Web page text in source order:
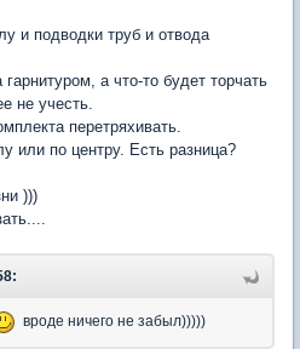
и подводки труб и отвода
а что-то будет торчать
не учесть.
перетряхивать.
или по центру. Есть разница?
)))
вроде ничего не забыл)))))